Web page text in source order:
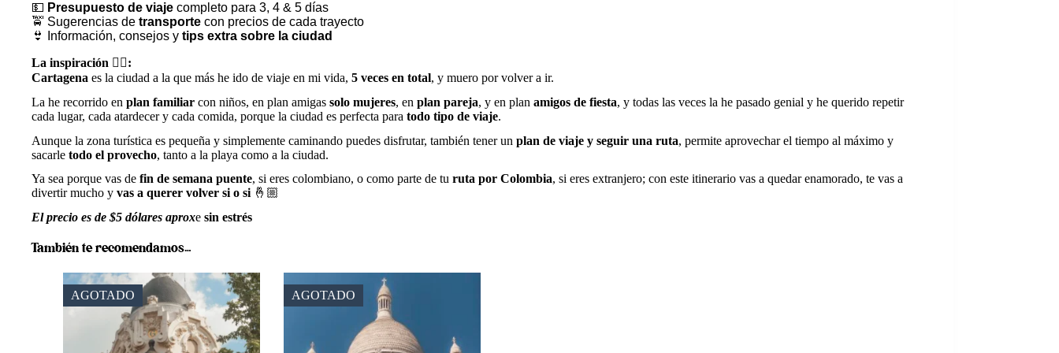
💵 Presupuesto de viaje completo para 3, 4 & 5 días
🚖 Sugerencias de transporte con precios de cada trayecto
👙 Información, consejos y tips extra sobre la ciudad
La inspiración ❤️‍🔥:
Cartagena es la ciudad a la que más he ido de viaje en mi vida, 5 veces en total, y muero por volver a ir.
La he recorrido en plan familiar con niños, en plan amigas solo mujeres, en plan pareja, y en plan amigos de fiesta, y todas las veces la he pasado genial y he querido repetir
cada lugar, cada atardecer y cada comida, porque la ciudad es perfecta para todo tipo de viaje.
Aunque la zona turística es pequeña y simplemente caminando puedes disfrutar, también tener un plan de viaje y seguir una ruta, permite aprovechar el tiempo al máximo y
sacarle todo el provecho, tanto a la playa como a la ciudad.
Ya sea porque vas de fin de semana puente, si eres colombiano, o como parte de tu ruta por Colombia, si eres extranjero; con este itinerario vas a quedar enamorado, te vas a
divertir mucho y vas a querer volver si o si 🤞🏼
El precio es de $5 dólares aproxe sin estrés
También te recomendamos…
AGOTADO AGOTADO